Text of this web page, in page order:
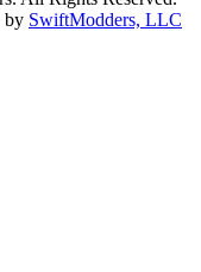
by SwiftModders, LLC